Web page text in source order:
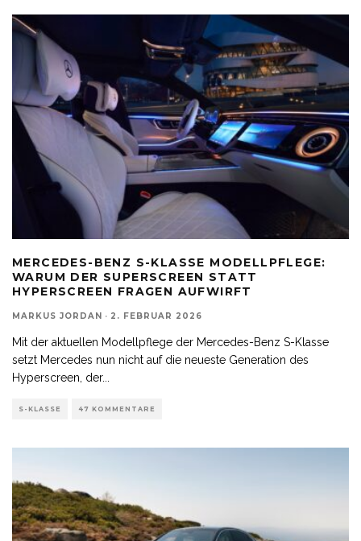
MERCEDES-BENZ S-KLASSE MODELLPFLEGE:
WARUM DER SUPERSCREEN STATT
HYPERSCREEN FRAGEN AUFWIRFT
MARKUS JORDAN · 2. FEBRUAR 2026
Mit der aktuellen Modellpflege der Mercedes-Benz S-Klasse
setzt Mercedes nun nicht auf die neueste Generation des
Hyperscreen, der...
S-KLASSE 47 KOMMENTARE